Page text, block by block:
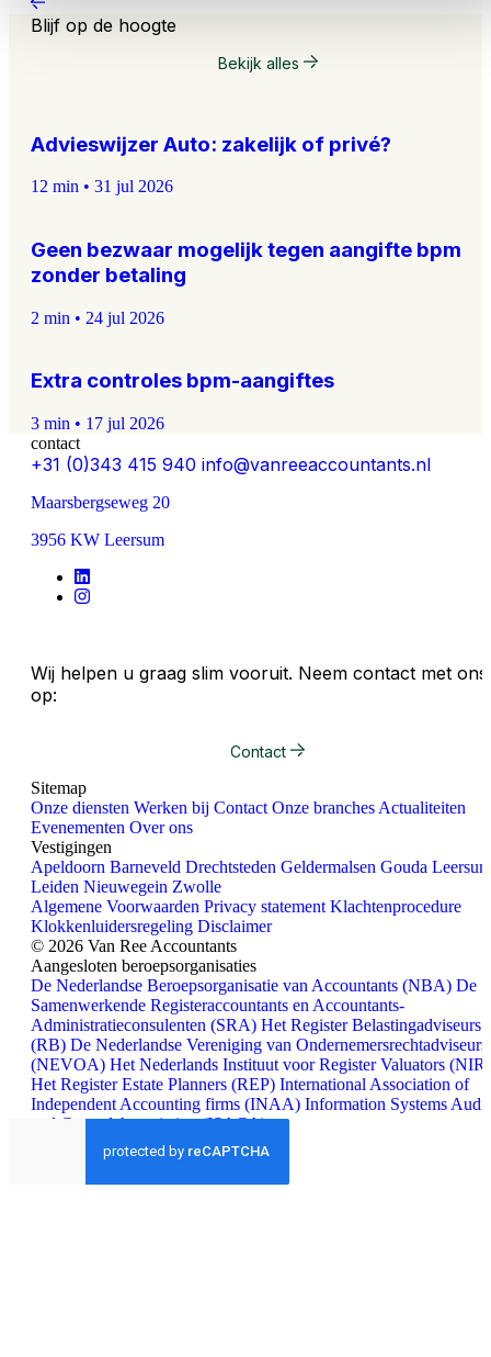
Blijf op de hoogte
Bekijk alles
Advieswijzer Auto: zakelijk of privé?
12 min • 31 jul 2026
Geen bezwaar mogelijk tegen aangifte bpm
zonder betaling
2 min • 24 jul 2026
Extra controles bpm-aangiftes
3 min • 17 jul 2026
contact
+31 (0)343 415 940 info@vanreeaccountants.nl
Maarsbergseweg 20
3956 KW Leersum
Wij helpen u graag slim vooruit. Neem contact met ons
op:
Contact
Sitemap
Onze diensten Werken bij Contact Onze branches Actualiteiten
Evenementen Over ons
Vestigingen
Apeldoorn Barneveld Drechtsteden Geldermalsen Gouda Leersum
Leiden Nieuwegein Zwolle
Algemene Voorwaarden Privacy statement Klachtenprocedure
Klokkenluidersregeling Disclaimer
© 2026 Van Ree Accountants
Aangesloten beroepsorganisaties
De Nederlandse Beroepsorganisatie van Accountants (NBA) De
Samenwerkende Registeraccountants en Accountants-
Administratieconsulenten (SRA) Het Register Belastingadviseurs
(RB) De Nederlandse Vereniging van Ondernemersrechtadviseurs
(NEVOA) Het Nederlands Instituut voor Register Valuators
Het Register Estate Planners (REP) International Association of
Independent Accounting firms (INAA) Information Systems Audit
and Control Association (ISACA)